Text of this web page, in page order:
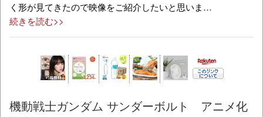
く形が見てきたので映像をご紹介したいと思いま…
続きを読む>>
機動戦士ガンダム サンダーボルト アニメ化